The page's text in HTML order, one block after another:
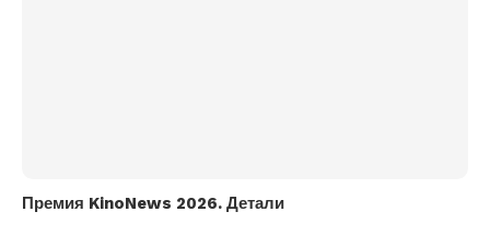
Премия KinoNews 2026. Детали